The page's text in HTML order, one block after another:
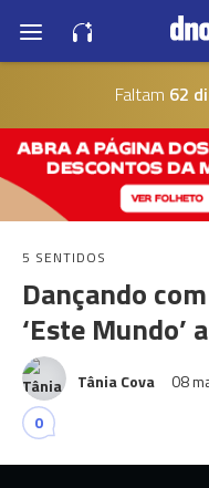
Faltam 62
5 SENTIDOS
Dançando
‘Este Mundo’
Tânia Cova 08
0